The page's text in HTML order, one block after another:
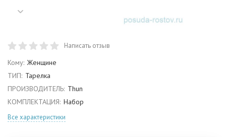
Написать отзыв
Кому: Женщине
ТИП: Тарелка
ПРОИЗВОДИТЕЛЬ: Thun
КОМПЛЕКТАЦИЯ: Набор
Все характеристики